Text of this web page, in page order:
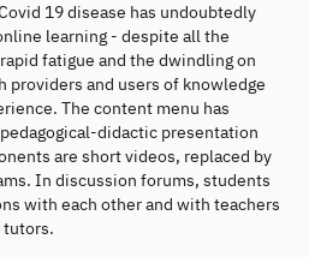
19 disease has undoubtedly
learning - despite all the
fatigue and the dwindling on
providers and users of knowledge
The content menu has
didactic presentation
are short videos, replaced by
In discussion forums, students
with each other and with teachers
tutors.